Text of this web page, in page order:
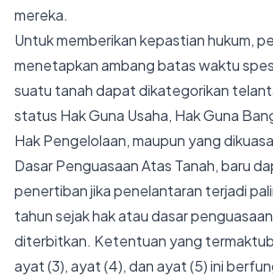
mereka.
Untuk memberikan kepastian hukum,
menetapkan ambang batas waktu
suatu tanah dapat dikategorikan
status Hak Guna Usaha, Hak Guna
Hak Pengelolaan, maupun yang
Dasar Penguasaan Atas Tanah, baru
penertiban jika penelantaran terjadi
tahun sejak hak atau dasar
diterbitkan. Ketentuan yang termaktub
ayat (3), ayat (4), dan ayat (5) ini